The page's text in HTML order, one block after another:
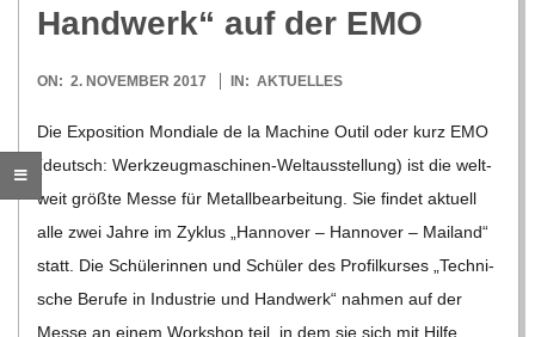
G
O
L
D
S
Hand­werk“ auf der EMO
2017-
ON: 2. NOVEMBER 2017 IN: AKTUELLES
Die Expo­si­tion Mon­diale de la Machine Outil oder kurz EMO
(deutsch: Wer­k­­zeu­g­­ma­­schi­­nen-Wel­t­aus­s­tel­­lung) ist die welt­
weit größte Messe für Metall­be­ar­bei­tung. Sie fin­det aktu­ell
alle zwei Jahre im Zyklus „Han­no­ver – Han­no­ver – Mai­land“
statt. Die Schü­le­rin­nen und Schü­ler des Pro­fil­kur­ses „Tech­ni­
sche Berufe in Indus­trie und Hand­werk“ nah­men auf der
Messe an einem Work­shop teil, in dem sie sich mit Hilfe